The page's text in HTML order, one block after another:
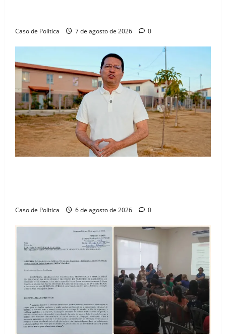
Caso de Politica 7 de agosto de 2026 0
Caso de Politica 6 de agosto de 2026 0